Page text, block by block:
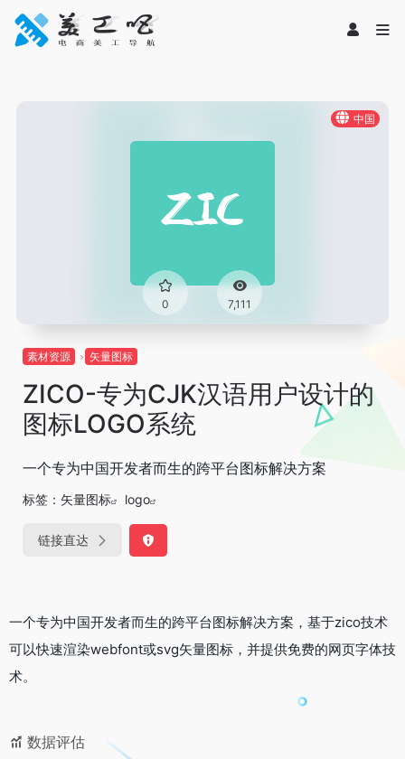
中国
0 7,111
素材资源 矢量图标
ZICO-专为CJK汉语用户设计的
图标LOGO系统
一个专为中国开发者而生的跨平台图标解决方案
标签： 矢量图标 logo
链接直达
一个专为中国开发者而生的跨平台图标解决方案，基于zico技术
可以快速渲染webfont或svg矢量图标，并提供免费的网页字体技
术。
数据评估